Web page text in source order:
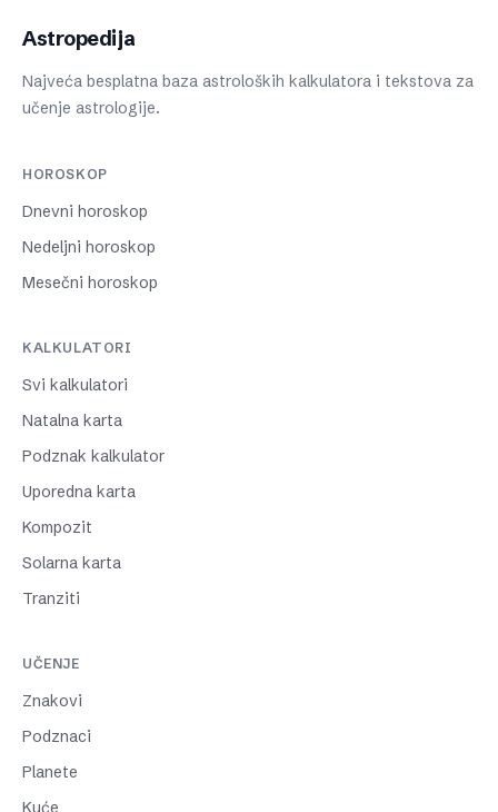
Astropedija
Najveća besplatna baza astroloških kalkulatora i tekstova za
učenje astrologije.
HOROSKOP
Dnevni horoskop
Nedeljni horoskop
Mesečni horoskop
KALKULATORI
Svi kalkulatori
Natalna karta
Podznak kalkulator
Uporedna karta
Kompozit
Solarna karta
Tranziti
UČENJE
Znakovi
Podznaci
Planete
Kuće